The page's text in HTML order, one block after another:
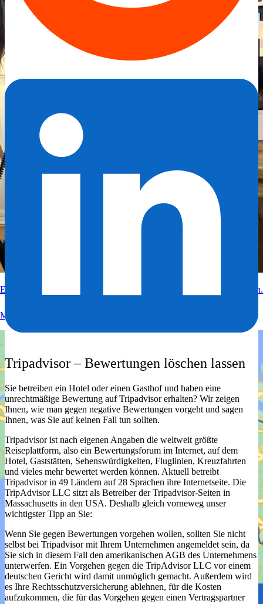
Experteninterview mit RTL zum Thema Google Bewertungen löschen.
Mehr
Tripadvisor – Bewertungen löschen lassen
Sie betreiben ein Hotel oder einen Gasthof und haben eine
unrechtmäßige Bewertung auf Tripadvisor erhalten? Wir zeigen
Ihnen, wie man gegen negative Bewertungen vorgeht und sagen
Ihnen, was Sie auf keinen Fall tun sollten.
Tripadvisor ist nach eigenen Angaben die weltweit größte
Reiseplattform, also ein Bewertungsforum im Internet, auf dem
Hotel, Gaststätten, Sehenswürdigkeiten, Fluglinien, Kreuzfahrten
und vieles mehr bewertet werden können. Aktuell betreibt
Tripadvisor in 49 Ländern auf 28 Sprachen ihre Internetseite. Die
TripAdvisor LLC sitzt als Betreiber der Tripadvisor-Seiten in
Massachusetts in den USA. Deshalb gleich vorneweg unser
wichtigster Tipp an Sie:
Wenn Sie gegen Bewertungen vorgehen wollen, sollten Sie nicht
selbst bei Tripadvisor mit Ihrem Unternehmen angemeldet sein, da
Sie sich in diesem Fall den amerikanischen AGB des Unternehmens
unterwerfen. Ein Vorgehen gegen die TripAdvisor LLC vor einem
deutschen Gericht wird damit unmöglich gemacht. Außerdem wird
es Ihre Rechtsschutzversicherung ablehnen, für die Kosten
aufzukommen, die für das Vorgehen gegen einen Vertragspartner